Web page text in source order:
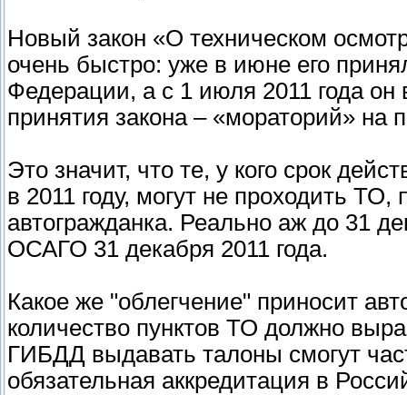
Новый закон «О техническом
очень быстро: уже в июне его
Федерации, а с 1 июля 2011 года он
принятия закона – «мораторий» на
Это значит, что те, у кого срок
в 2011 году, могут не проходить
автогражданка. Реально аж до 31
ОСАГО 31 декабря 2011 года.
Какое же "облегчение" приносит
количество пунктов ТО должно
ГИБДД выдавать талоны смогут
обязательная аккредитация в